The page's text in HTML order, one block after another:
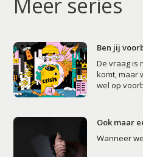
Ben jij
De vraag is
komt, maar
wel op
Ook maar
Wanneer